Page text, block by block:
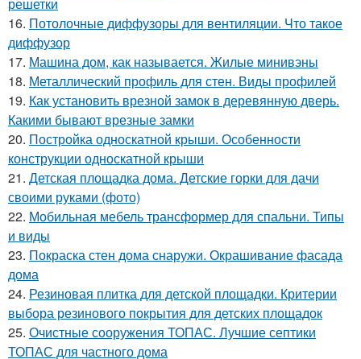
16. Потолочные диффузоры для вентиляции. Что такое
диффузор
17. Машина дом, как называется. Жилые минивэны
18. Металлический профиль для стен. Виды профилей
19. Как установить врезной замок в деревянную дверь.
Какими бывают врезные замки
20. Постройка односкатной крыши. Особенности
конструкции односкатной крыши
21. Детская площадка дома. Детские горки для дачи
своими руками (фото)
22. Мобильная мебель трансформер для спальни. Типы
и виды
23. Покраска стен дома снаружи. Окрашивание фасада
дома
24. Резиновая плитка для детской площадки. Критерии
выбора резинового покрытия для детских площадок
25. Очистные сооружения ТОПАС. Лучшие септики
ТОПАС для частного дома